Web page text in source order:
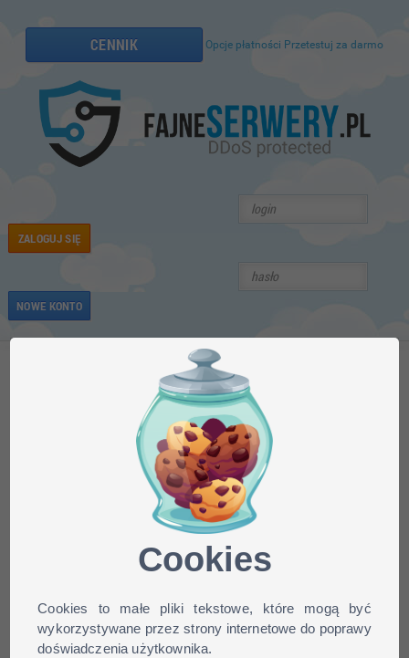
Cookies
Cookies to małe pliki tekstowe, które mogą być
wykorzystywane przez strony internetowe do poprawy
doświadczenia użytkownika.
CENNIK Opcje płatności Przetestuj za darmo
ZALOGUJ SIĘ
NOWE KONTO
Minecraft skin
william24042 dla wersji:
1.9, 1.8, 1.7, 1.6, ...